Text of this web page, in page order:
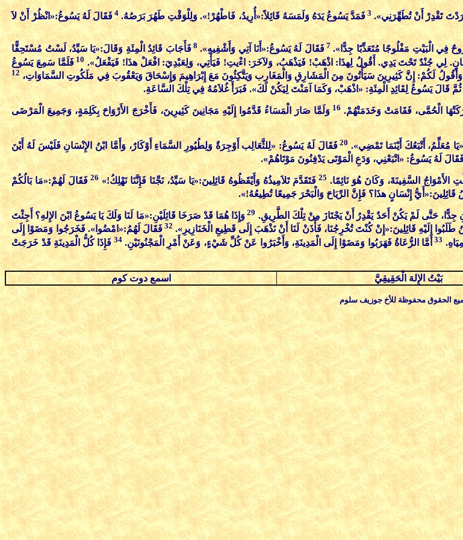
تَقْدِرْ أَنْ تُطَهِّرَنِي».3 فَمَدَّ يَسُوعُ يَدَهُ وَلَمَسَهُ قَائِلاً:«أُرِيدُ، فَاطْهُرْ!». وَلِلْوَقْتِ طَهُرَ بَرَصُهُ.4 فَقَالَ لَهُ يَسُوعُ:«انْظُرْ أَنْ لاَ
فِي الْبَيْتِ مَفْلُوجًا مُتَعَذِّبًا جِدًّا».7 فَقَالَ لَهُ يَسُوعُ:«أَنَا آتِي وَأَشْفِيهِ».8 فَأَجَابَ قَائِدُ الْمِئَةِ وَقَالَ:«يَا سَيِّدُ، لَسْتُ مُسْتَحِقًّا
لِي جُنْدٌ تَحْتَ يَدِي. أَقُولُ لِهذَا: اذْهَبْ! فَيَذْهَبُ، وَلآخَرَ: اءْيتِ! فَيَأْتِي، وَلِعَبْدِيَ: افْعَلْ هذَا! فَيَفْعَلُ».10 فَلَمَّا سَمِعَ يَسُوعُ
وَأَقُولُ لَكُمْ: إِنَّ كَثِيرِينَ سَيَأْتُونَ مِنَ الْمَشَارِقِ وَالْمَغَارِب وَيَتَّكِئُونَ مَعَ إِبْرَاهِيمَ وَإِسْحَاقَ وَيَعْقُوبَ فِي مَلَكُوتِ السَّمَاوَاتِ،12
ثُمَّ قَالَ يَسُوعُ لِقَائِدِ الْمِئَةِ: «اذْهَبْ، وَكَمَا آمَنْتَ لِيَكُنْ لَكَ». فَبَرَأَ غُلاَمُهُ فِي تِلْكَ السَّاعَةِ.
الْحُمَّى، فَقَامَتْ وَخَدَمَتْهُمْ.16 وَلَمَّا صَارَ الْمَسَاءُ قَدَّمُوا إِلَيْهِ مَجَانِينَ كَثِيرِينَ، فَأَخْرَجَ الأَرْوَاحَ بِكَلِمَةٍ، وَجَمِيعَ الْمَرْضَى
مُعَلِّمُ، أَتْبَعُكَ أَيْنَمَا تَمْضِي».20 فَقَالَ لَهُ يَسُوعُ: «لِلثَّعَالِب أَوْجِرَةٌ وَلِطُيُورِ السَّمَاءِ أَوْكَارٌ، وَأَمَّا ابْنُ الإِنْسَانِ فَلَيْسَ لَهُ أَيْنَ
لَهُ يَسُوعُ: «اتْبَعْنِي، وَدَعِ الْمَوْتَى يَدْفِنُونَ مَوْتَاهُمْ».
السَّفِينَةَ، وَكَانَ هُوَ نَائِمًا.25 فَتَقَدَّمَ تَلاَمِيذُهُ وَأَيْقَظُوهُ قَائِلِينَ:«يَا سَيِّدُ، نَجِّنَا فَإِنَّنَا نَهْلِكُ!»26 فَقَالَ لَهُمْ:«مَا بَالُكُمْ
إِنْسَانٍ هذَا؟ فَإِنَّ الرِّيَاحَ وَالْبَحْرَ جَمِيعًا تُطِيعُهُ!».
جِدًّا، حَتَّى لَمْ يَكُنْ أَحَدٌ يَقْدِرُ أَنْ يَجْتَازَ مِنْ تِلْكَ الطَّرِيقِ. 29 وَإِذَا هُمَا قَدْ صَرَخَا قَائِلَيْنِ:«مَا لَنَا وَلَكَ يَا يَسُوعُ ابْنَ الإِلهِ؟ أَجِئْتَ
طَلَبُوا إِلَيْهِ قَائِلِينَ:«إِنْ كُنْتَ تُخْرِجُنَا، فَأْذَنْ لَنَا أَنْ نَذْهَبَ إِلَى قَطِيعِ الْخَنَازِيرِ».32 فَقَالَ لَهُمُ:«امْضُوا». فَخَرَجُوا وَمَضَوْا إِلَى
33 أَمَّا الرُّعَاةُ فَهَرَبُوا وَمَضَوْا إِلَى الْمَدِينَةِ، وَأَخْبَرُوا عَنْ كُلِّ شَيْءٍ، وَعَنْ أَمْرِ الْمَجْنُونَيْنِ.34 فَإِذَا كُلُّ الْمَدِينَةِ قَدْ خَرَجَتْ
بَيْتُ الإِلهَ الْحَقِيقِيَّ اسمع دوت كوم
الحقوق محفوظة للأخ جوزيف سلوم